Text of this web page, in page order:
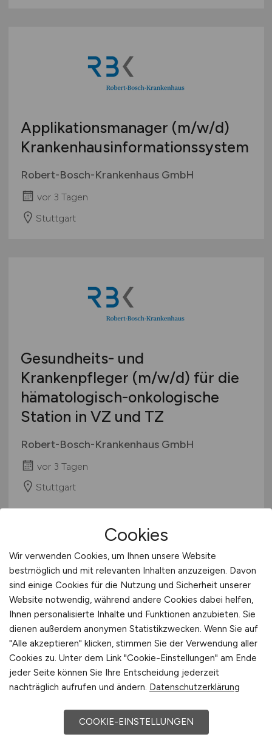
Applikationsmanager (m/w/d)
Krankenhausinformationssystem
Robert-Bosch-Krankenhaus GmbH
vor 3 Tagen
Stuttgart
Gesundheits- und
Krankenpfleger (m/w/d) für die
hämatologisch-onkologische
Station in VZ und TZ
Robert-Bosch-Krankenhaus GmbH
vor 3 Tagen
Stuttgart
Oberarzt(m/w/d)- Anästhesie,
Intensiv-, Notfallmedizin und
Schmerztherapie
Rems-Murr-Kliniken gGmbH
vor 3 Tagen
Winnenden
Cookies
Wir verwenden Cookies, um Ihnen unsere Website
bestmöglich und mit relevanten Inhalten anzuzeigen. Davon
sind einige Cookies für die Nutzung und Sicherheit unserer
Website notwendig, während andere Cookies dabei helfen,
Ihnen personalisierte Inhalte und Funktionen anzubieten. Sie
dienen außerdem anonymen Statistikzwecken. Wenn Sie auf
"Alle akzeptieren" klicken, stimmen Sie der Verwendung aller
Cookies zu. Unter dem Link "Cookie-Einstellungen" am Ende
jeder Seite können Sie Ihre Entscheidung jederzeit
nachträglich aufrufen und ändern. Datenschutzerklärung
COOKIE-EINSTELLUNGEN